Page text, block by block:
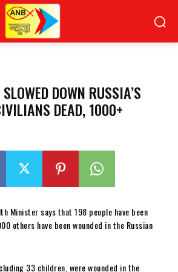
DOWN RUSSIA’S
DEAD, 1000+
Minister says that 198 people have been
others have been wounded in the Russian
33 children, were wounded in the